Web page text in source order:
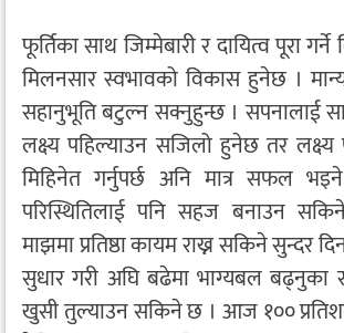
फूर्तिका साथ जिम्मेबारी र दायित्व पूरा
मिलनसार स्वभावको विकास हुनेछ ।
सहानुभूति बटुल्न सक्नुहुन्छ । सपनालाई
लक्ष्य पहिल्याउन सजिलो हुनेछ तर लक्ष्य
मिहिनेत गर्नुपर्छ अनि मात्र सफल
परिस्थितिलाई पनि सहज बनाउन
माझमा प्रतिष्ठा कायम राख्न सकिने सुन्दर
सुधार गरी अघि बढेमा भाग्यबल बढ्नुका
खुसी तुल्याउन सकिने छ । आज १००